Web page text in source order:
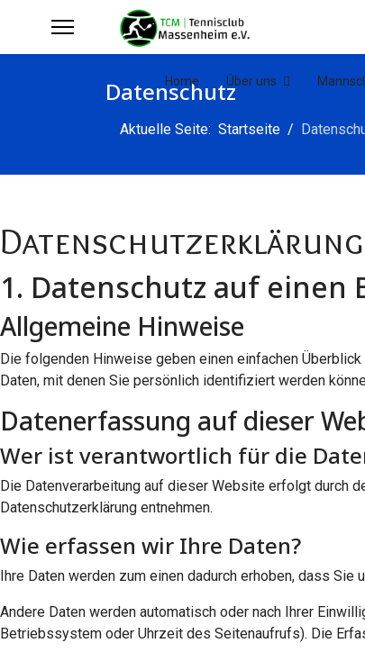
Home Über uns
Datenschutz
Aktuelle Seite: Startseite
Datenschutz­erklärung
1. Datenschutz auf einen
Allgemeine Hinweise
Die folgenden Hinweise geben einen einfachen
Daten, mit denen Sie persönlich identifiziert werden
Datenerfassung auf dieser
Wer ist verantwortlich für die
Die Datenverarbeitung auf dieser Website erfolgt durch
Datenschutzerklärung entnehmen.
Wie erfassen wir Ihre Daten?
Ihre Daten werden zum einen dadurch erhoben, dass
Andere Daten werden automatisch oder nach Ihrer
Betriebssystem oder Uhrzeit des Seitenaufrufs). Die